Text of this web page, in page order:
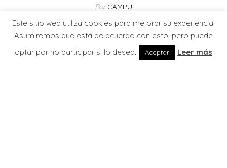
Por CAMPU
Leer más
Este sitio web utiliza cookies para mejorar su experiencia.
Asumiremos que está de acuerdo con esto, pero puede
optar por no participar si lo desea.
Aceptar Leer más